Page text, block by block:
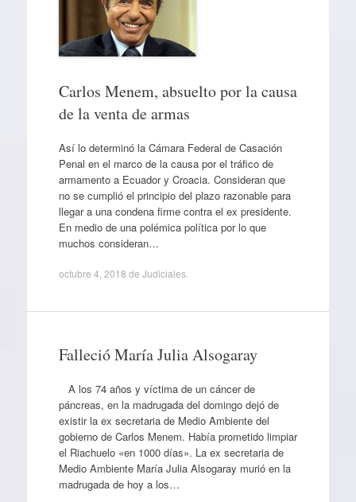
Carlos Menem, absuelto por la causa
de la venta de armas
Así lo determinó la Cámara Federal de Casación
Penal en el marco de la causa por el tráfico de
armamento a Ecuador y Croacia. Consideran que
no se cumplió el principio del plazo razonable para
llegar a una condena firme contra el ex presidente.
En medio de una polémica política por lo que
muchos consideran…
octubre 4, 2018 de Judiciales.
Falleció María Julia Alsogaray
A los 74 años y víctima de un cáncer de
páncreas, en la madrugada del domingo dejó de
existir la ex secretaria de Medio Ambiente del
gobierno de Carlos Menem. Había prometido limpiar
el Riachuelo «en 1000 días». La ex secretaria de
Medio Ambiente María Julia Alsogaray murió en la
madrugada de hoy a los…